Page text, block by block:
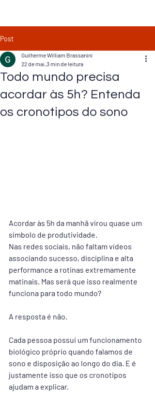
Post
Todo mundo precisa
acordar às 5h? Entenda
os cronotipos do sono
Guilherme William Brassanini
22 de mai. 3 min de leitura
Acordar às 5h da manhã virou quase um
símbolo de produtividade.
Nas redes sociais, não faltam vídeos
associando sucesso, disciplina e alta
performance a rotinas extremamente
matinais. Mas será que isso realmente
funciona para todo mundo?
A resposta é não.
Cada pessoa possui um funcionamento
biológico próprio quando falamos de
sono e disposição ao longo do dia. E é
justamente isso que os cronotipos
ajudam a explicar.